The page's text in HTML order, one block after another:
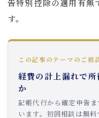
告特別控除の適用有無
す。
この記事のテーマのご相
経費の計上漏れで
か
記帳代行から確定申告
います。初回相談は無料